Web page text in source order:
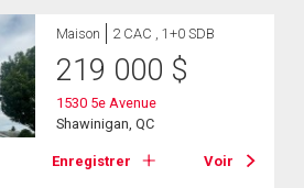
Maison 2 CAC , 1+0 SDB
219 000 $
1530 5e Avenue
Shawinigan, QC
Enregistrer Voir